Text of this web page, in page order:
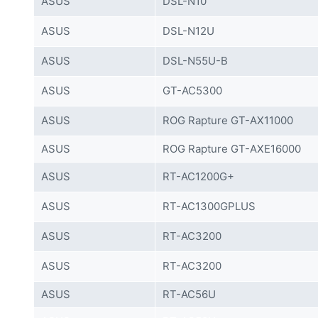
ASUS DSL-N12U
ASUS DSL-N55U-B
ASUS GT-AC5300
ASUS ROG Rapture GT-AX11000
ASUS ROG Rapture GT-AXE16000
ASUS RT-AC1200G+
ASUS RT-AC1300GPLUS
ASUS RT-AC3200
ASUS RT-AC3200
ASUS RT-AC56U